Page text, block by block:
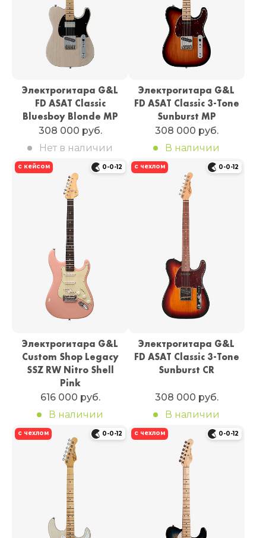
Электрогитара G&L
FD ASAT Classic
Bluesboy Blonde MP
308 000 руб.
Нет в наличии
Электрогитара G&L
FD ASAT Classic 3-Tone
Sunburst MP
308 000 руб.
В наличии
с кейсом 0-0-12
Электрогитара G&L
Custom Shop Legacy
SSZ RW Nitro Shell
Pink
616 000 руб.
В наличии
с чехлом 0-0-12
Электрогитара G&L
FD ASAT Classic 3-Tone
Sunburst CR
308 000 руб.
В наличии
с чехлом 0-0-12 с чехлом 0-0-12